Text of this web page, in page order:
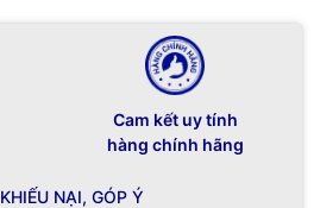
Cam kết uy tính
hàng chính hãng
KHIẾU NẠI, GÓP Ý